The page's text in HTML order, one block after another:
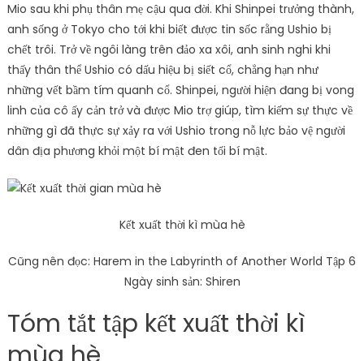
Mio sau khi phụ thân mẹ cậu qua đời. Khi Shinpei trưởng thành,
anh sống ở Tokyo cho tới khi biết được tin sốc rằng Ushio bị
chết trôi. Trở về ngôi làng trên đảo xa xôi, anh sinh nghi khi
thấy thân thể Ushio có dấu hiệu bị siết cổ, chẳng hạn như
những vết bầm tím quanh cổ. Shinpei, người hiện đang bị vong
linh của cô ấy cản trở và được Mio trợ giúp, tìm kiếm sự thực về
những gì đã thực sự xảy ra với Ushio trong nỗ lực bảo vệ người
dân địa phương khỏi một bí mật đen tối bí mật.
Kết xuất thời kì mùa hè
Cũng nên đọc: Harem in the Labyrinth of Another World Tập 6
Ngày sinh sản: Shiren
Tóm tắt tập kết xuất thời kì